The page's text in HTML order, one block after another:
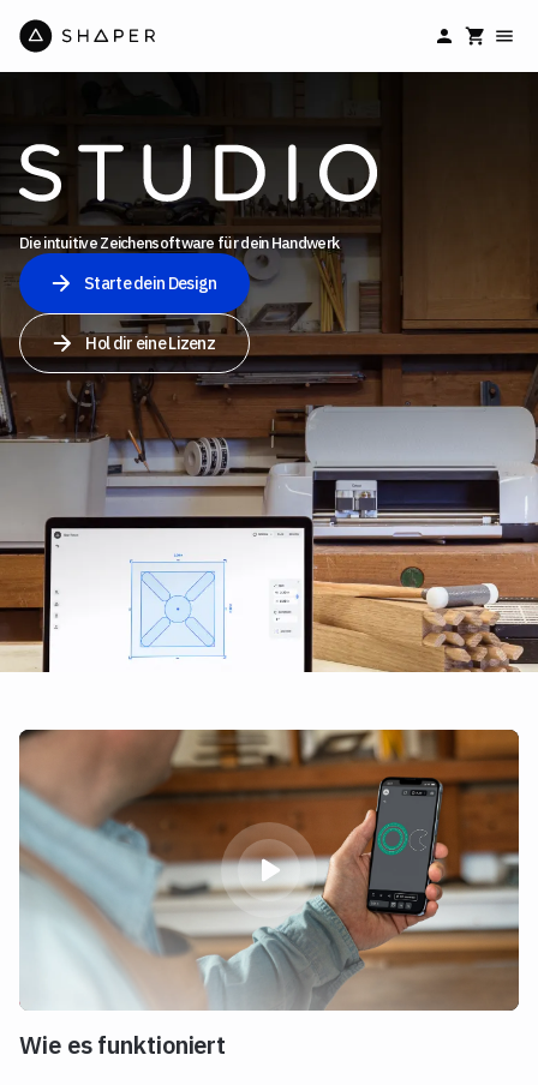
Die intuitive Zeichensoftware für dein Handwerk
Starte dein Design
Hol dir eine Lizenz
Wie es funktioniert